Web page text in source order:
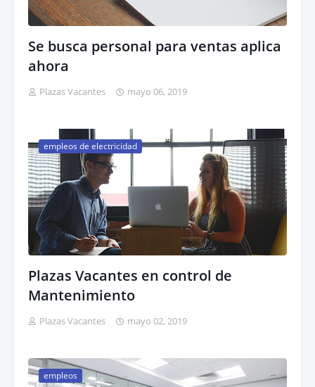
Se busca personal para ventas aplica
ahora
Plazas Vacantes mayo 06, 2019
empleos de electricidad
Plazas Vacantes en control de
Mantenimiento
Plazas Vacantes mayo 02, 2019
empleos